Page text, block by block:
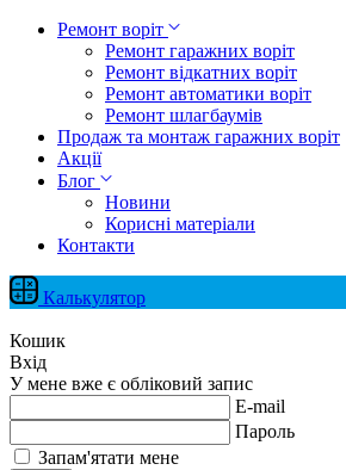
Ремонт воріт
Ремонт гаражних воріт
Ремонт відкатних воріт
Ремонт автоматики воріт
Ремонт шлагбаумів
Продаж та монтаж гаражних воріт
Акції
Блог
Новини
Корисні матеріали
Контакти
Калькулятор
Кошик
Вхід
У мене вже є обліковий запис
E-mail
Пароль
Запам'ятати мене